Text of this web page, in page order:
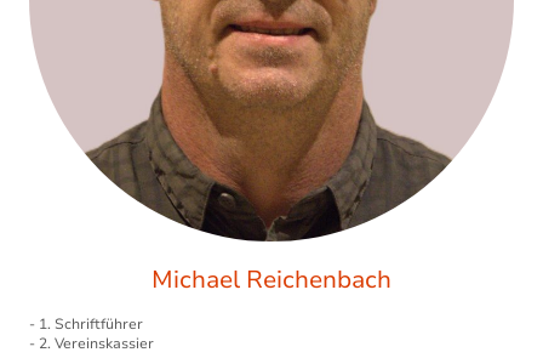
Michael Reichenbach
- 1. Schriftführer
- 2. Vereinskassier